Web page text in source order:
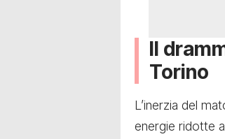
Il
Torino
L’inerzia del
energie ridotte